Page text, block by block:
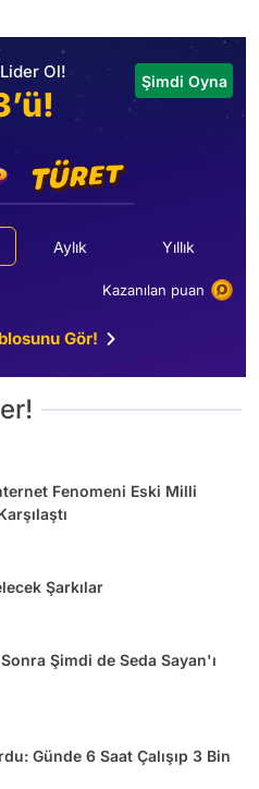
Ol! Şimdi Oyna
Aylık Yıllık
Kazanılan puan
Gör!
Fenomeni Eski Milli
Şarkılar
Şimdi de Seda Sayan'ı
Günde 6 Saat Çalışıp 3 Bin